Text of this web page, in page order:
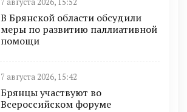
7 августа 2026, 15:52
В Брянской области обсудили
меры по развитию паллиативной
помощи
7 августа 2026, 15:42
Брянцы участвуют во
Всероссийском форуме